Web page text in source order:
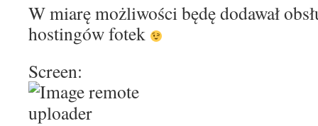
W miarę możliwości będę dodawał
hostingów fotek
Screen: